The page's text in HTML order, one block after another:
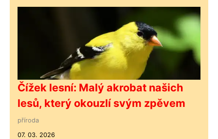
Čížek lesní: Malý akrobat našich
lesů, který okouzlí svým zpěvem
příroda
07. 03. 2026